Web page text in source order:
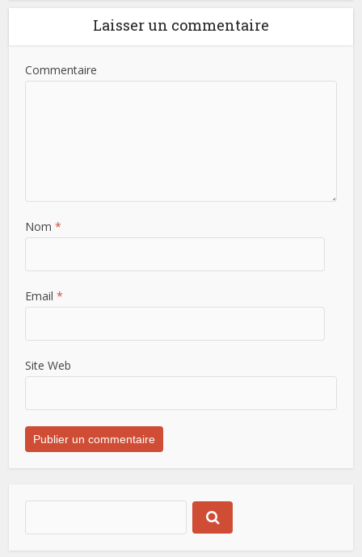
Laisser un commentaire
Commentaire
Nom *
Email *
Site Web